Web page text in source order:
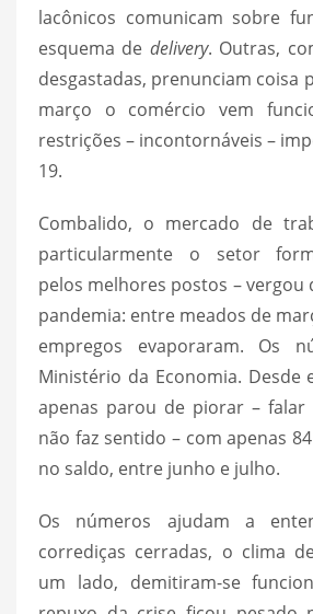
lacônicos comunicam sobre
esquema de delivery. Outras,
desgastadas, prenunciam coisa
março o comércio vem
restrições – incontornáveis –
19.
Combalido, o mercado de
particularmente o setor
pelos melhores postos – vergou
pandemia: entre meados de
empregos evaporaram. Os
Ministério da Economia. Desde
apenas parou de piorar – falar
não faz sentido – com apenas
no saldo, entre junho e julho.
Os números ajudam a
corrediças cerradas, o clima
um lado, demitiram-se